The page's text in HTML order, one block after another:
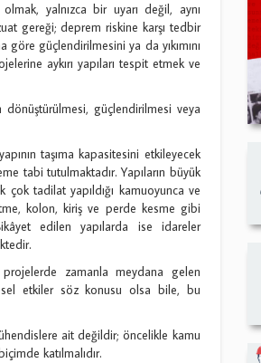
yalnızca bir uyarı değil, aynı
gereği; deprem riskine karşı tedbir
güçlendirilmesini ya da yıkımını
aykırı yapıları tespit etmek ve
güçlendirilmesi veya
taşıma kapasitesini etkileyecek
tabi tutulmaktadır. Yapıların büyük
tadilat yapıldığı kamuoyunca ve
kolon, kiriş ve perde kesme gibi
edilen yapılarda ise idareler
zamanla meydana gelen
etkiler söz konusu olsa bile, bu
ait değildir; öncelikle kamu
katılmalıdır.